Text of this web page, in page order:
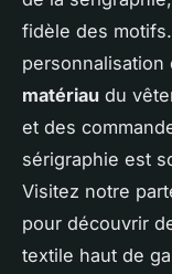
fidèle des
personnalisation
matériau du
et des
sérigraphie est
Visitez notre
pour découvrir
textile haut de